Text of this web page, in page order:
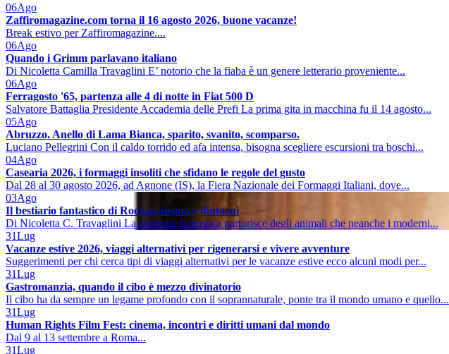
06Ago
Zaffiromagazine.com torna il 16 agosto 2026, buone vacanze!
Break estivo per Zaffiromagazine....
06Ago
Quando i Grimm parlavano italiano
Di Nicoletta Camilla Travaglini E’ notorio che la fiaba è un genere letterario proveniente...
06Ago
Ferragosto '65, partenza alle 4 di notte in Fiat 500 D
Salvatore Battaglia Presidente Accademia delle Prefi La prima gita in macchina fu il 14 agosto...
05Ago
Abruzzo. Anello di Lama Bianca, sparito, svanito, scomparso.
Luciano Pellegrini Con il caldo torrido ed afa intensa, bisogna scegliere escursioni tra boschi...
04Ago
Casearia 2026, i formaggi insoliti che sfidano le regole del gusto
Dal 28 al 30 agosto 2026, ad Agnone (IS), la Fiera Nazionale dei Formaggi Italiani, dove...
03Ago
Il bestiario fantastico di Roccascalegna e dintorni
Di Nicoletta C. Travaglini La zoologia fantastica partorisce degli animali che neanche i moderni...
31Lug
Vacanze estive 2026, viaggi alternativi per rigenerarsi e vivere avventure
Suggerimenti per chi cerca tipi di viaggi alternativi per le vacanze estive ecco alcuni modi per...
31Lug
Gastromanzia, quando il cibo è mezzo divinatorio
Il cibo ha da sempre un legame profondo con il soprannaturale, ponte tra il mondo umano e quello...
31Lug
Human Rights Film Fest: cinema, incontri e diritti umani dal mondo
Dal 9 al 13 settembre a Roma...
31Lug